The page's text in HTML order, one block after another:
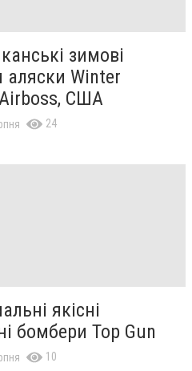
зимові
аляски Winter
США
24
якісні
бомбери Top Gun
10